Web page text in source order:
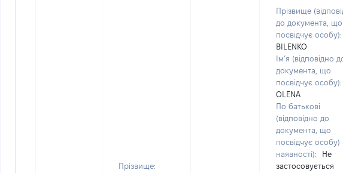
Прізвище:
Прізвище
до документа, що
посвідчує особу):
BILENKO
Ім’я (відповідно
документа, що
посвідчує особу):
OLENA
По батькові
(відповідно до
документа, що
посвідчує особу)
наявності):
Не
застосовується